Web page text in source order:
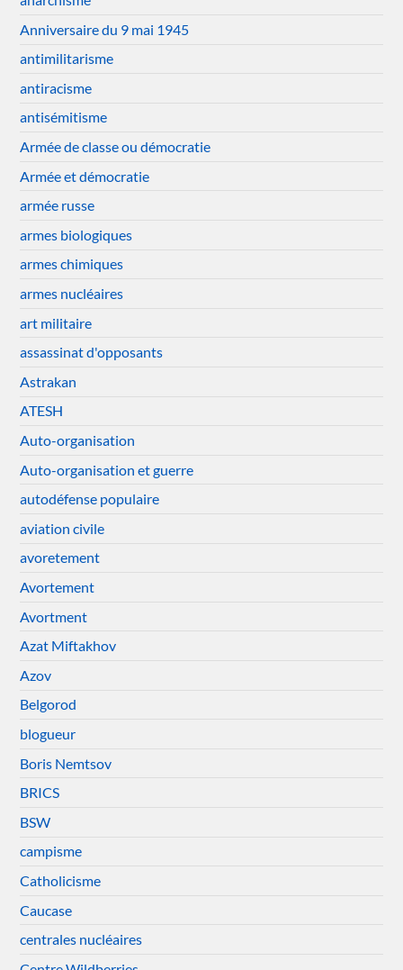
Anniversaire du 9 mai 1945
antimilitarisme
antiracisme
antisémitisme
Armée de classe ou démocratie
Armée et démocratie
armée russe
armes biologiques
armes chimiques
armes nucléaires
art militaire
assassinat d'opposants
Astrakan
ATESH
Auto-organisation
Auto-organisation et guerre
autodéfense populaire
aviation civile
avoretement
Avortement
Avortment
Azat Miftakhov
Azov
Belgorod
blogueur
Boris Nemtsov
BRICS
BSW
campisme
Catholicisme
Caucase
centrales nucléaires